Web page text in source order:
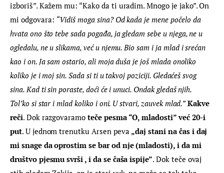
izboriš”. Kažem mu: “Kako da ti uradim. Mnogo je jako”. On
mi odgovara: “Vidiš moga sina? Od kada je mene počelo da
hvata ono što tebe sada pogađa, ja gledam sebe u njega, ne u
ogledalu, ne u slikama, već u njemu. Bio sam i ja mlad i srećan
kao i on. Ja sam ostario, ali moja duša je još mlada onoliko
koliko je i moj sin. Sada si ti u takvoj poziciji. Gledaćeš svog
sina. Kad ti sin poraste, doći će i unuci. Ondak gledaš njih.
Tol’ko si star i mlad koliko i oni. U stvari, zauvek mlad.”Kakve
reči. Dok razgovaramo teče pesma “O, mladosti” već 20-i
put. U jednom trenutku Arsen peva „daj stani na čas i daj
mi snage da oprostim se bar od nje (mladosti), i da mi
društvo pjesmu svrši , i da se čaša ispije”. Dok teče ovaj